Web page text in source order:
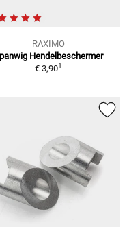
RAXIMO
Hendelbeschermer
€ 3,901